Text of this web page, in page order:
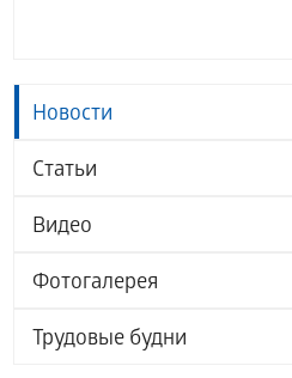
Новости
Статьи
Видео
Фотогалерея
Трудовые будни